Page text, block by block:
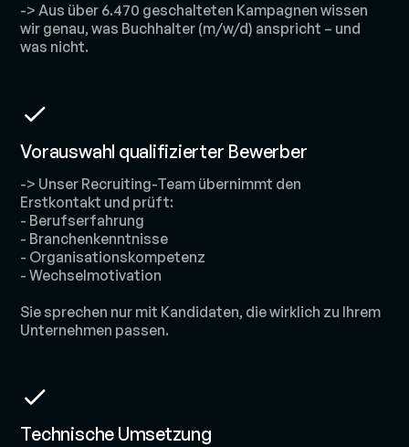
-> Aus über 6.470 geschalteten Kampagnen wissen
wir genau, was Buchhalter (m/w/d) anspricht – und
was nicht.
Vorauswahl qualifizierter Bewerber
-> Unser Recruiting-Team übernimmt den
Erstkontakt und prüft:
- Berufserfahrung
- Branchenkenntnisse
- Organisationskompetenz
- Wechselmotivation
Sie sprechen nur mit Kandidaten, die wirklich zu Ihrem
Unternehmen passen.
Technische Umsetzung